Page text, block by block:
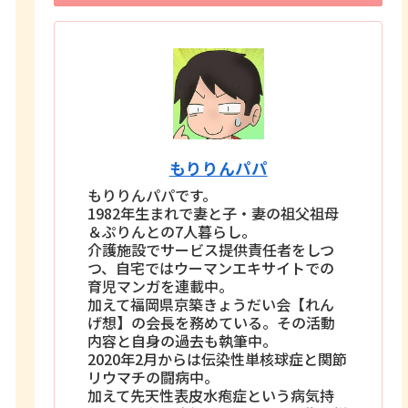
もりりんパパ
もりりんパパです。
1982年生まれで妻と子・妻の祖父祖母
＆ぷりんとの7人暮らし。
介護施設でサービス提供責任者をしつ
つ、自宅ではウーマンエキサイトでの
育児マンガを連載中。
加えて福岡県京築きょうだい会【れん
げ想】の会長を務めている。その活動
内容と自身の過去も執筆中。
2020年2月からは伝染性単核球症と関節
リウマチの闘病中。
加えて先天性表皮水疱症という病気持